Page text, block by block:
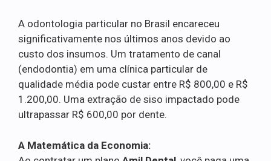
A odontologia particular no Brasil encareceu
significativamente nos últimos anos devido ao
custo dos insumos. Um tratamento de canal
(endodontia) em uma clínica particular de
qualidade média pode custar entre R$ 800,00 e R$
1.200,00. Uma extração de siso impactado pode
ultrapassar R$ 600,00 por dente.
A Matemática da Economia: